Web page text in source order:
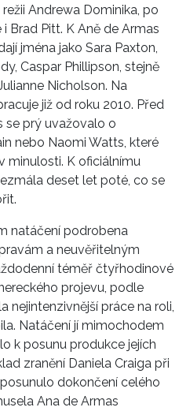
Andrewa Dominika, po
Brad Pitt. K Aně de Armas
jména jako Sara Paxton,
Caspar Phillipson, stejně
Nicholson. Na
již od roku 2010. Před
se prý uvažovalo o
nebo Naomi Watts, které
minulosti. K oficiálnímu
deset let poté, co se
natáčení podrobena
a neuvěřitelným
téměř čtyřhodinové
projevu, podle
nejintenzivnější práce na roli,
Natáčení jí mimochodem
k posunu produkce jejích
zranění Daniela Craiga při
dokončení celého
Ana de Armas